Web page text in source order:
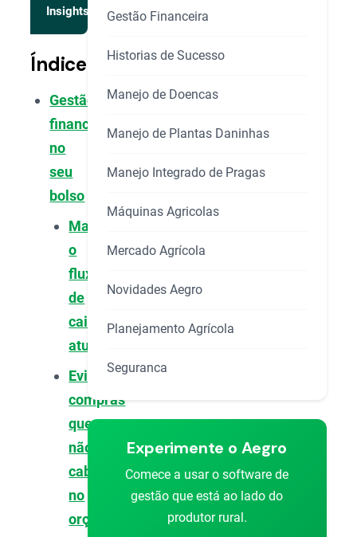
Insights
Índice
Gestão
financeira
no
seu
bolso
Mantenha
o
fluxo
de
caixa
atualizado
Evite
compras
que
não
cabem
no
orçamento
Gestão Financeira
Historias de Sucesso
Manejo de Doencas
Manejo de Plantas Daninhas
Manejo Integrado de Pragas
Máquinas Agricolas
Mercado Agrícola
Novidades Aegro
Planejamento Agrícola
Seguranca
Experimente o Aegro
Comece a usar o software de
gestão que está ao lado do
produtor rural.